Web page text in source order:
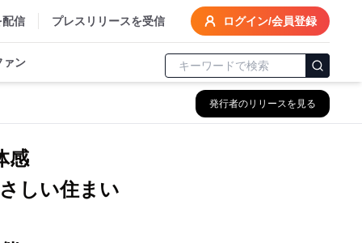
配信 プレスリリースを受信 ログイン/会員登録
ァン
発行者のリリースを見る
感
しい住まい